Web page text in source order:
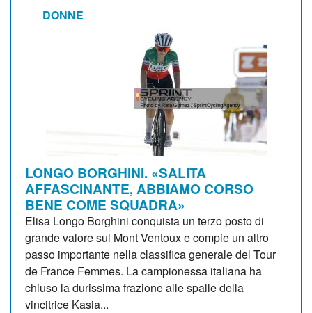
DONNE
LONGO BORGHINI. «SALITA
AFFASCINANTE, ABBIAMO CORSO
BENE COME SQUADRA»
Elisa Longo Borghini conquista un terzo posto di
grande valore sul Mont Ventoux e compie un altro
passo importante nella classifica generale del Tour
de France Femmes. La campionessa italiana ha
chiuso la durissima frazione alle spalle della
vincitrice Kasia...